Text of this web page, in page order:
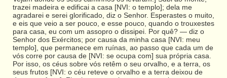
trazei madeira e edificai a casa [NVI: o templo]; dela me
agradarei e serei glorificado, diz o Senhor. Esperastes o muito,
e eis que veio a ser pouco, e esse pouco, quando o trouxestes
para casa, eu com um assopro o dissipei. Por quê? — diz o
Senhor dos Exércitos; por causa da minha casa [NVI: meu
templo], que permanece em ruínas, ao passo que cada um de
vós corre por causa de [NVI: se ocupa com] sua própria casa.
Por isso, os céus sobre vós retêm o seu orvalho, e a terra, os
seus frutos [NVI: o céu reteve o orvalho e a terra deixou de